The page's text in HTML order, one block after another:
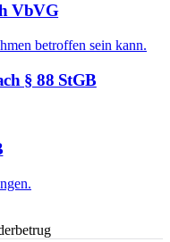
VbVG
betroffen sein kann.
§ 88 StGB